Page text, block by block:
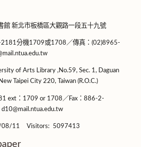
館 新北市板橋區大觀路一段五十九號
分機1709或1708／傳真：(02)8965-
of Arts Library ,No.59, Sec. 1, Daguan
Taipei City 220, Taiwan (R.O.C.)
ext：1709 or 1708／Fax：886-2-
11 Visitors: 5097413